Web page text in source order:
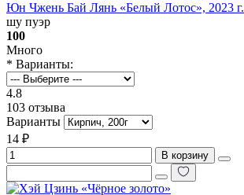
Юн Чжень Бай Лянь «Белый Лотос», 2023 г.
шу пуэр
100
Много
* Варианты:
4.8
103 отзыва
Варианты
14 ₽
В корзину